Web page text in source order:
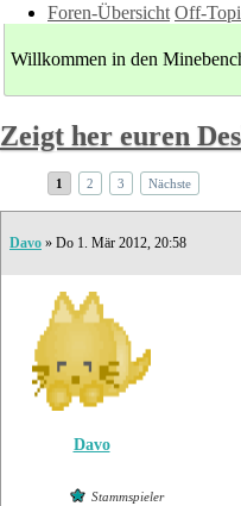
Foren-Übersicht Off-
Willkommen in den
Zeigt her euren
1 2 3 Nächste
Davo » Do 1. Mär 2012, 20:58
Davo
Stammspieler